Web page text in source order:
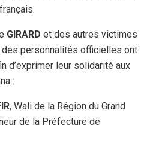
GIRARD et des autres victimes
personnalités officielles ont
d’exprimer leur solidarité aux
:
, Wali de la Région du Grand
de la Préfecture de